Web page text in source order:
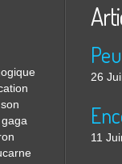
26
11